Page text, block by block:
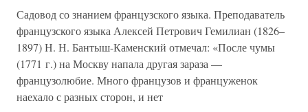
Садовод со знанием французского языка. Преподаватель
французского языка Алексей Петрович Гемилиан (1826–
1897) Н. Н. Бантыш-Каменский отмечал: «После чумы
(1771 г.) на Москву напала другая зараза —
французолюбие. Много французов и француженок
наехало с разных сторон, и нет